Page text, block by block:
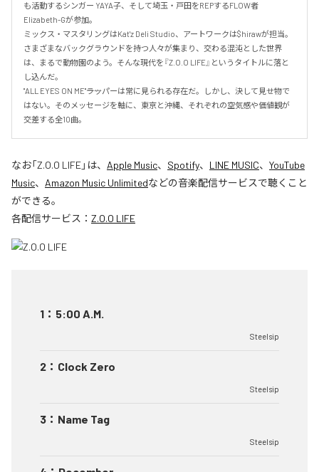
も活動するシンガー YAYA子、そして埼玉・戸田をREPするFLOW者
Elizabeth-Gが参加。
ミックス・マスタリングはKat'z Deli Studio、アートワークは$hirawが担当。
さまざまなバックグラウンドを持つ人々が集まり、交わる混沌とした世界
は、まるで動物園のよう。そんな現代を『Z.O.O LIFE』というタイトルに落と
し込んだ。
"ALL EYES ON ME"――ラッパーは常に見られる存在だ。しかし、決して見せ物で
はない。そのメッセージを軸に、東京と沖縄、それぞれの空気感や価値観が
交差する全10曲。
なお「Z.O.O LIFE」は、 Apple Music、 Spotify、 LINE MUSIC、 YouTube
Music、 Amazon Music Unlimitedなどの音楽配信サービスで聴くこと
ができる。
各配信サービス： Z.O.O LIFE
1 ： 5:00 A.M.
Steelsip
2 ： Clock Zero
Steelsip
3 ： Name Tag
Steelsip